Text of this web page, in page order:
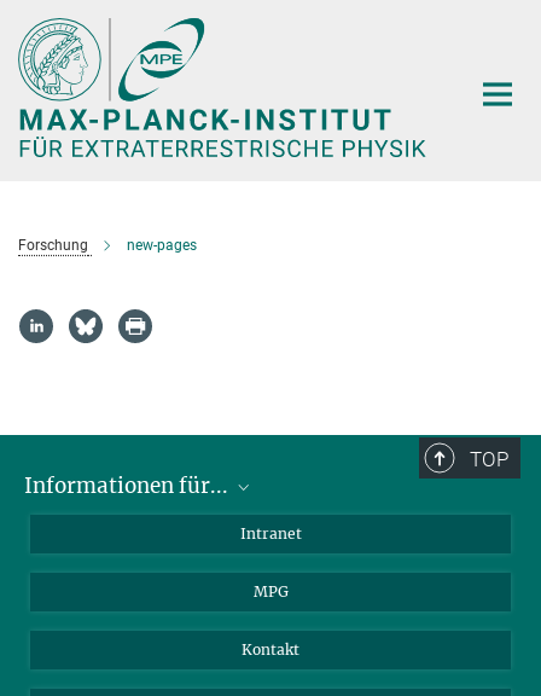
Hauptinhalt
Forschung new-pages
TOP
Informationen für...
Studenten
Journalisten
Intranet
MPG
Kontakt